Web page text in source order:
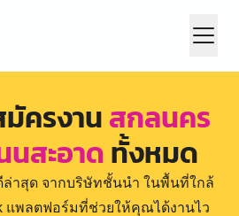
ครงานสกลนคร
นสะอาดทั้งหมด
าสุด จากบริษัทชั้นนำ ในพื้นที่ใกล้
แพลตฟอร์มที่ช่วยให้คุณได้งานไว